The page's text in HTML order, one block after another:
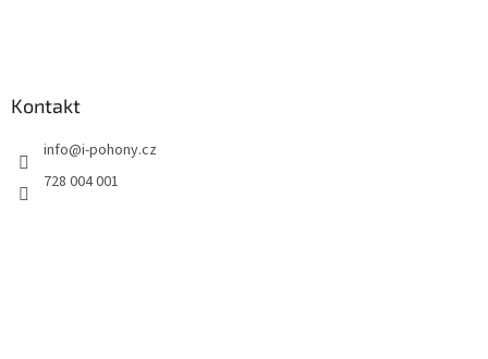
Kontakt
info@i-pohony.cz
728 004 001